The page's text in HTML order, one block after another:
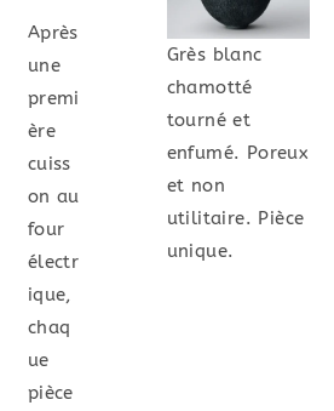
Après
une
premi
ère
cuiss
on au
four
électr
ique,
chaq
ue
pièce
Grès blanc
chamotté
tourné et
enfumé. Poreux
et non
utilitaire. Pièce
unique.